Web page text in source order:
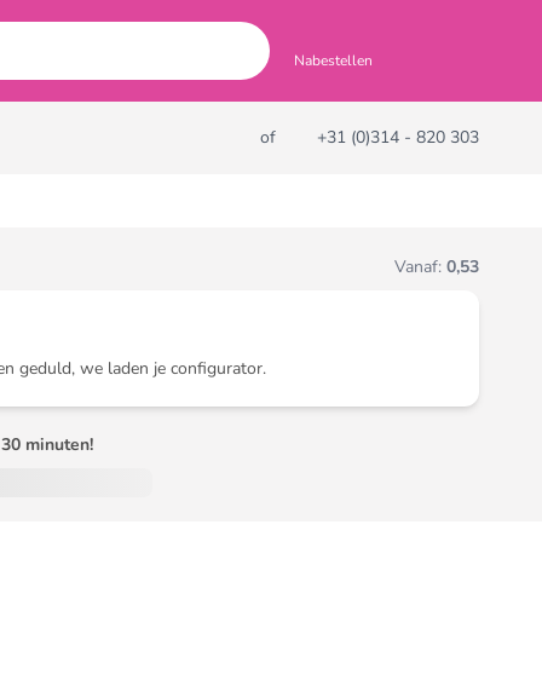
Nabestellen
of +31 (0)314 - 820 303
Vanaf: 0,53
geduld, we laden je configurator.
30 minuten!